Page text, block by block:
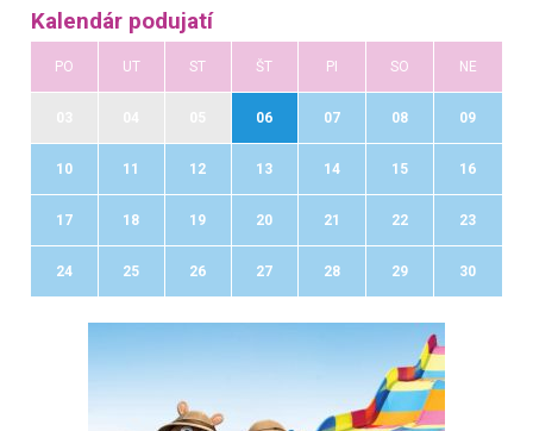
Kalendár podujatí
PO UT ST ŠT PI SO NE
06 07 08 09
10 11 12 13 14 15 16
17 18 19 20 21 22 23
24 25 26 27 28 29 30